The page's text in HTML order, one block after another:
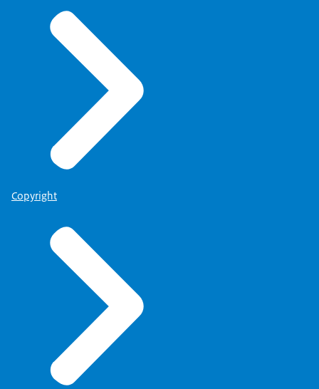
Ja, maar het had alles te maken
met hoe ik de afgelopen decennia
- betaald door de overheid, dan
wel in dienst van de overheid
- dienstverlening heb gedaan
aan de samenleving in politiek
bestuurlijke functies. Als
Wethouder in de gemeente Roermond
als Kamerlid.
als voorzitter van die ouders,
en als Kamerlid.
maar bent niet zo'n ouder.
Vond je niet dat een van die andere
ouders voorzitter moest worden?
Waarom moest jij dat worden?
Copyright